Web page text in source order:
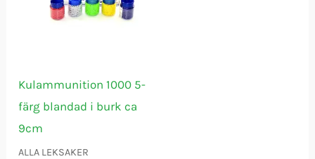
Kulammunition 1000 5-
färg blandad i burk ca
9cm
ALLA LEKSAKER